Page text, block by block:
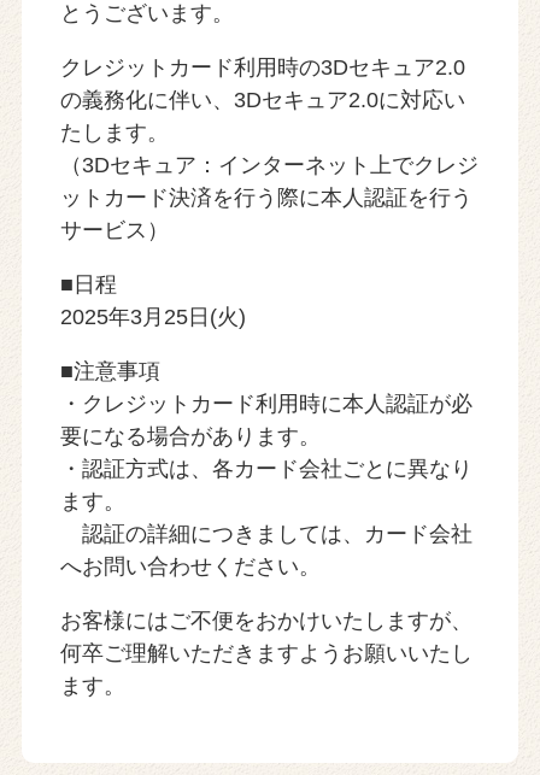
とうございます。
クレジットカード利用時の3Dセキュア2.0
の義務化に伴い、3Dセキュア2.0に対応い
たします。
（3Dセキュア：インターネット上でクレジ
ットカード決済を行う際に本人認証を行う
サービス）
■日程
2025年3月25日(火)
■注意事項
・クレジットカード利用時に本人認証が必
要になる場合があります。
・認証方式は、各カード会社ごとに異なり
ます。
認証の詳細につきましては、カード会社
へお問い合わせください。
お客様にはご不便をおかけいたしますが、
何卒ご理解いただきますようお願いいたし
ます。